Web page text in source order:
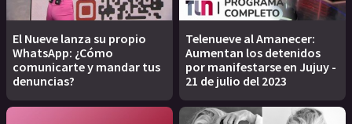
El Nueve lanza su propio
WhatsApp: ¿Cómo
comunicarte y mandar tus
denuncias?
Telenueve al Amanecer:
Aumentan los detenidos
por manifestarse en Jujuy -
21 de julio del 2023